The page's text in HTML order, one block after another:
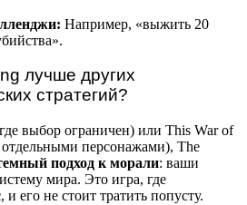
Например, «выжить 20
лучше других
стратегий?
выбор ограничен) или This War of
отдельными персонажами), The
подход к морали: ваши
мира. Это игра, где
, и его не стоит тратить попусту.